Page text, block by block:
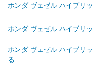
ホンダ ヴェゼル ハイブリ
ホンダ ヴェゼル ハイブリ
ホンダ ヴェゼル ハイブリ
る